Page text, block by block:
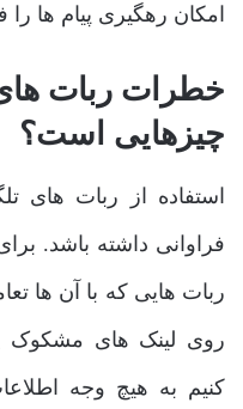
امکان رهگیری پیام ها را
خطرات ربات
چیزهایی است؟
استفاده از ربات های
فراوانی داشته باشد.
ربات هایی که با آن ها
روی لینک های مشکوک
کنیم به هیچ وجه